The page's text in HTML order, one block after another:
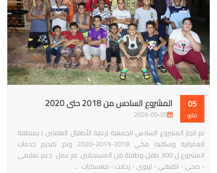
05
مايو
المشروع السادس من 2018 حتى 2020
2026-05-05
تم انجاز المشروع السادس للجمعية (رعاية الأطفال العاملين ) بمنطقة
العمرانية وساقية مكي 2018-2019-2020 وتم تقديم خدمات
المشروع ل 300 طفل وطفلة من المستحقين تم عمل دعم تعليمي
- صحي - تثقيفي - تربوي - رحلات - معسكرات ...